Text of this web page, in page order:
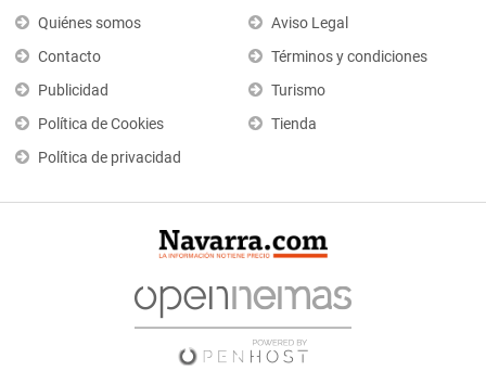
Quiénes somos
Contacto
Publicidad
Política de Cookies
Política de privacidad
Aviso Legal
Términos y condiciones
Turismo
Tienda